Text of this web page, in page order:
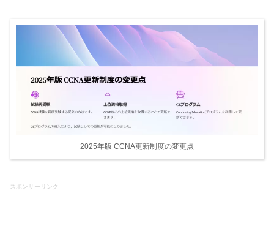
2025年版 CCNA更新制度の変更点
スポンサーリンク